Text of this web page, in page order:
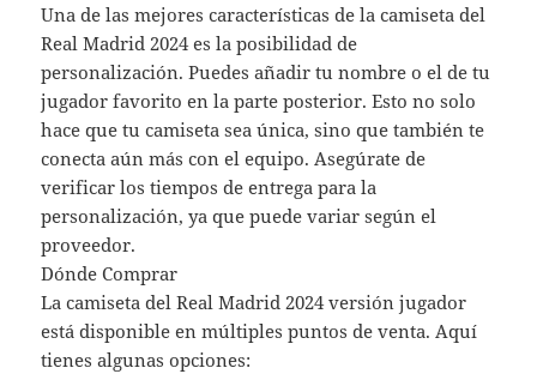
Una de las mejores características de la camiseta del
Real Madrid 2024 es la posibilidad de
personalización. Puedes añadir tu nombre o el de tu
jugador favorito en la parte posterior. Esto no solo
hace que tu camiseta sea única, sino que también te
conecta aún más con el equipo. Asegúrate de
verificar los tiempos de entrega para la
personalización, ya que puede variar según el
proveedor.
Dónde Comprar
La camiseta del Real Madrid 2024 versión jugador
está disponible en múltiples puntos de venta. Aquí
tienes algunas opciones: